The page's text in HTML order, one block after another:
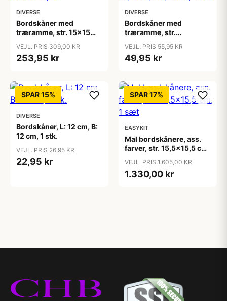
DIVERSE
Bordskåner med
træramme, str. 15x15
VEJL. PRIS 309,00 KR
253,95 kr
DIVERSE
Bordskåner med
træramme, str.
VEJL. PRIS 55,95 KR
49,95 kr
SPAR 15%
DIVERSE
Bordskåner, L: 12 cm, B:
12 cm, 1 stk.
VEJL. PRIS 26,95 KR
22,95 kr
SPAR 17%
EASYKIT
Mal bordskånere, ass.
farver, str. 15,5x15,5 cm,
VEJL. PRIS 1.605,00 KR
1.330,00 kr